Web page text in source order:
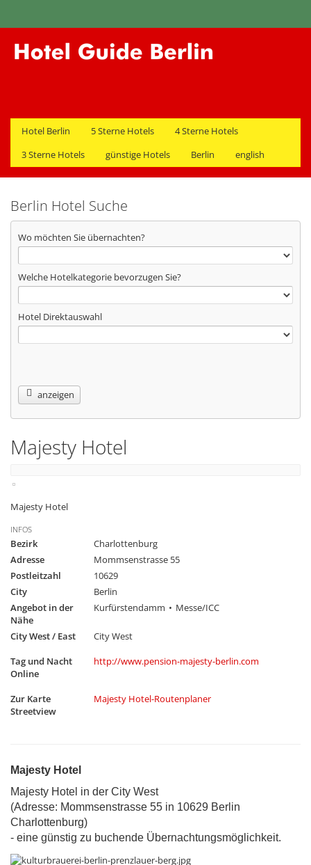
Hotel Berlin 5 Sterne Hotels
4 Sterne Hotels
3 Sterne Hotels
günstige Hotels Berlin english
Berlin Hotel Suche
Wo möchten Sie übernachten?
Welche Hotelkategorie bevorzugen Sie?
Hotel Direktauswahl
anzeigen
Majesty Hotel
Majesty Hotel
INFOS
Bezirk
Charlottenburg
Adresse
Mommsenstrasse 55
Postleitzahl
10629
City
Berlin
Angebot in der
Nähe
Kurfürstendamm Messe/ICC
City West / East
City West
Tag und Nacht
Online
http://www.pension-majesty-berlin.com
Zur Karte
Streetview
Majesty Hotel-Routenplaner
Majesty Hotel
Majesty Hotel in der City West
(Adresse: Mommsenstrasse 55 in 10629 Berlin
Charlottenburg)
- eine günstig zu buchende Übernachtungsmöglichkeit.